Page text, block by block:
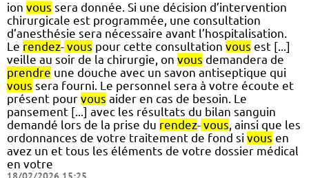
ion vous sera donnée. Si une décision d’intervention
chirurgicale est programmée, une consultation
d’anesthésie sera nécessaire avant l’hospitalisation.
Le rendez- vous pour cette consultation vous est [...]
veille au soir de la chirurgie, on vous demandera de
prendre une douche avec un savon antiseptique qui
vous sera fourni. Le personnel sera à votre écoute et
présent pour vous aider en cas de besoin. Le
pansement [...] avec les résultats du bilan sanguin
demandé lors de la prise du rendez- vous, ainsi que les
ordonnances de votre traitement de fond si vous en
avez un et tous les éléments de votre dossier médical
en votre